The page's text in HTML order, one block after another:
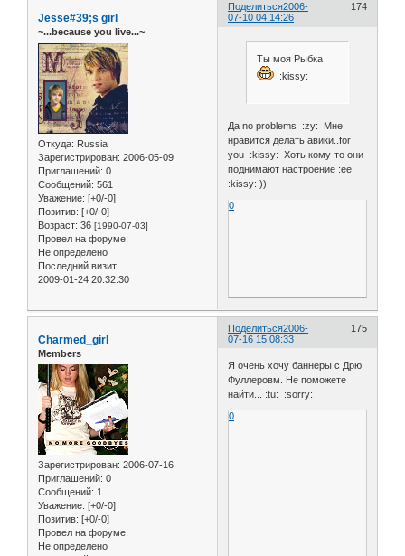
Поделиться 174
2006-
07-10 04:14:26
Jesse#39;s girl
~...because you live...~
Откуда: Russia
Зарегистрирован: 2006-05-09
Приглашений: 0
Сообщений: 561
Уважение: [+0/-0]
Позитив: [+0/-0]
Возраст: 36 [1990-07-03]
Провел на форуме:
Не определено
Последний визит:
2009-01-24 20:32:30
Ты моя Рыбка
:kissy:
Да no problems :zy: Мне
нравится делать авики..for
you :kissy: Хоть кому-то они
поднимают настроение :ee:
:kissy: ))
0
Поделиться 175
2006-
07-16 15:08:33
Charmed_girl
Members
Зарегистрирован: 2006-07-16
Приглашений: 0
Сообщений: 1
Уважение: [+0/-0]
Позитив: [+0/-0]
Провел на форуме:
Не определено
Я очень хочу баннеры с Дрю
Фуллеровм. Не поможете
найти... :tu: :sorry:
0